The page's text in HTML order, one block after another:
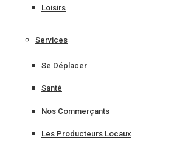
Loisirs
Services
Se Déplacer
Santé
Nos Commerçants
Les Producteurs Locaux